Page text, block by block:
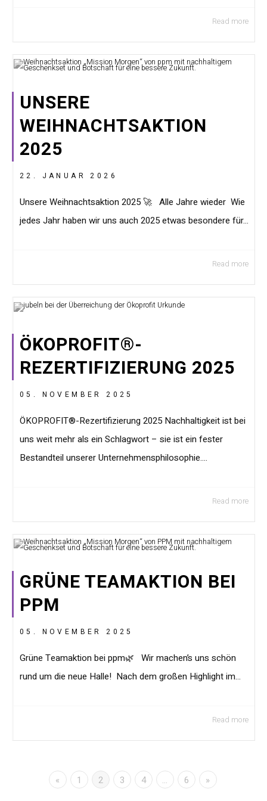
Read more
UNSERE
WEIHNACHTSAKTION
2025
22. JANUAR 2026
Unsere Weihnachtsaktion 2025 🚀 Alle Jahre wieder Wie
jedes Jahr haben wir uns auch 2025 etwas besondere für...
Read more
ÖKOPROFIT®-
REZERTIFIZIERUNG 2025
05. NOVEMBER 2025
ÖKOPROFIT®-Rezertifizierung 2025 Nachhaltigkeit ist bei
uns weit mehr als ein Schlagwort – sie ist ein fester
Bestandteil unserer Unternehmensphilosophie....
Read more
GRÜNE TEAMAKTION BEI
PPM
05. NOVEMBER 2025
Grüne Teamaktion bei ppm🌿 Wir machen’s uns schön
rund um die neue Halle! Nach dem großen Highlight im...
Read more
« 1 2 3 4 … 6 »